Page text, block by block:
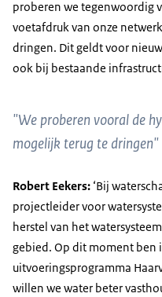
proberen we tegenwoordig
voetafdruk van onze
dringen. Dit geldt voor
ook bij bestaande
"We proberen vooral de
mogelijk terug te dringen"
Robert Eekers: ‘Bij
projectleider voor
herstel van het
gebied. Op dit moment ben
uitvoeringsprogramma
willen we water beter